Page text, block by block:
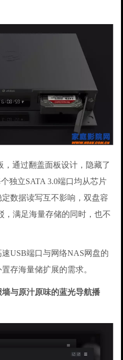
通过翻盖面板设计，隐藏了
独立SATA 3.0端口均从芯片
数据读写互不影响，双盘容
，满足海量存储的同时，也不
USB端口与网络NAS网盘的
存海量储扩展的需求。
墙与原汁原味的蓝光导航播